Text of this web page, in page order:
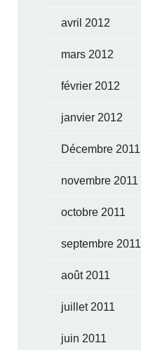
avril 2012
mars 2012
février 2012
janvier 2012
Décembre 2011
novembre 2011
octobre 2011
septembre 2011
août 2011
juillet 2011
juin 2011